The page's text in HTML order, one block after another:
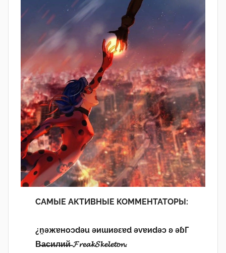
САМЫЕ АКТИВНЫЕ КОММЕНТАТОРЫ:
¿n̯ǝжɐноɔdǝu ǝиɯиʚεɐd ǝvɐиdǝɔ ʚ ǝɓГ
В̶а̶с̶и̶л̶и̶й̶ 𝓕𝓻𝓮𝓪𝓴𝓢𝓴𝓮𝓵𝓮𝓽𝓸𝓷.